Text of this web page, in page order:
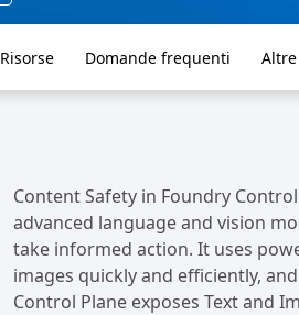
Risorse Domande frequenti
Content Safety in Foundry
advanced language and vision
take informed action. It uses
images quickly and efficiently,
Control Plane exposes Text and